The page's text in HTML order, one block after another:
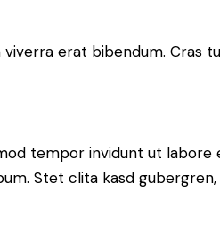
erat bibendum. Cras
tempor invidunt ut labore
Stet clita kasd